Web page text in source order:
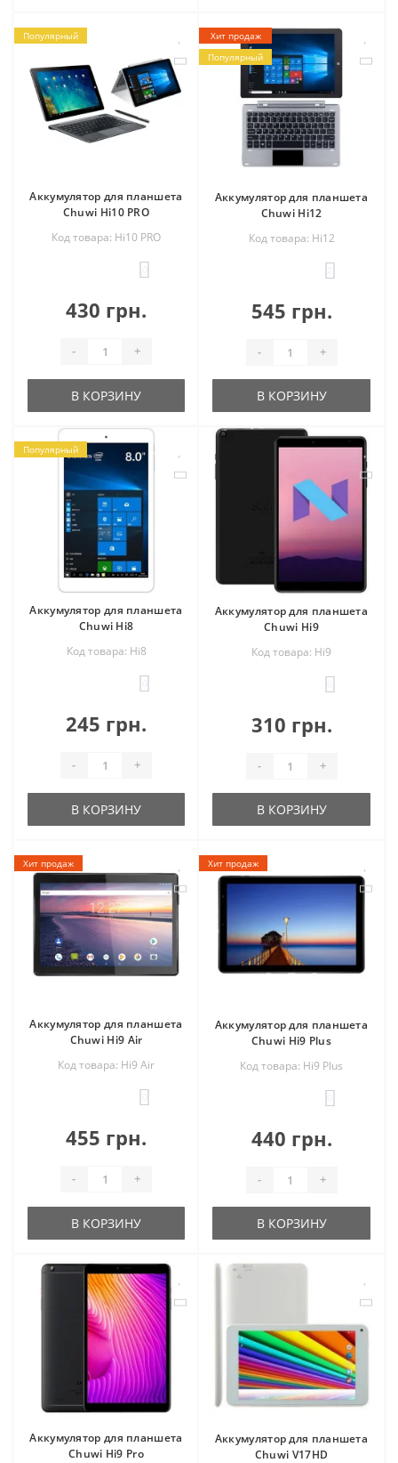
Популярный
Аккумулятор для планшета
Chuwi Hi10 PRO
Код товара: Hi10 PRO
430 грн.
- +
В КОРЗИНУ
Хит продаж
Популярный
Аккумулятор для планшета
Chuwi Hi12
Код товара: Hi12
545 грн.
- +
В КОРЗИНУ
Популярный
Аккумулятор для планшета
Chuwi Hi8
Код товара: Hi8
245 грн.
- +
В КОРЗИНУ
Аккумулятор для планшета
Chuwi Hi9
Код товара: Hi9
310 грн.
- +
В КОРЗИНУ
Хит продаж
Аккумулятор для планшета
Chuwi Hi9 Air
Код товара: Hi9 Air
455 грн.
- +
В КОРЗИНУ
Хит продаж
Аккумулятор для планшета
Chuwi Hi9 Plus
Код товара: Hi9 Plus
440 грн.
- +
В КОРЗИНУ
Аккумулятор для планшета
Chuwi Hi9 Pro
Аккумулятор для планшета
Chuwi V17HD